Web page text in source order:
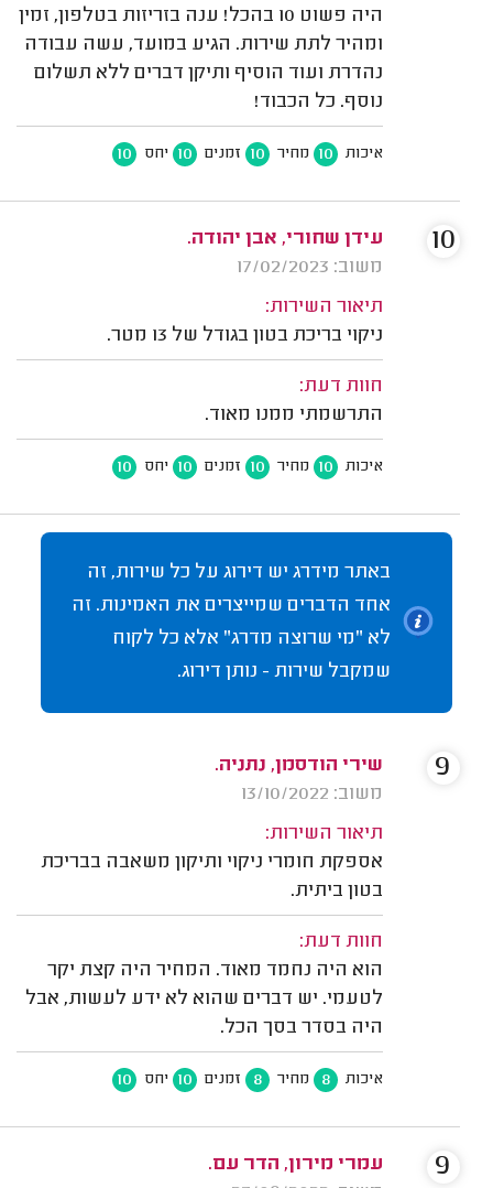
היה פשוט 10 בהכל! ענה בזריזות בטלפון, זמין
ומהיר לתת שירות. הגיע במועד, עשה עבודה
נהדרת ועוד הוסיף ותיקן דברים ללא תשלום
נוסף. כל הכבוד!
איכות 10 מחיר 10 זמנים 10 יחס 10
עידן שחורי, אבן יהודה.
משוב: 17/02/2023
תיאור השירות:
ניקוי בריכת בטון בגודל של 13 מטר.
חוות דעת:
התרשמתי ממנו מאוד.
איכות 10 מחיר 10 זמנים 10 יחס 10
10
באתר מידרג יש דירוג על כל שירות, זה
אחד הדברים שמייצרים את האמינות. זה
לא "מי שרוצה מדרג" אלא כל לקוח
שמקבל שירות - נותן דירוג.
שירי הודסמן, נתניה.
משוב: 13/10/2022
תיאור השירות:
אספקת חומרי ניקוי ותיקון משאבה בבריכת
בטון ביתית.
חוות דעת:
הוא היה נחמד מאוד. המחיר היה קצת יקר
לטעמי. יש דברים שהוא לא ידע לעשות, אבל
היה בסדר בסך הכל.
איכות 8 מחיר 8 זמנים 10 יחס 10
9
עמרי מירון, הדר עם.
9